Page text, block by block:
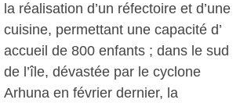
la réalisation d’un réfectoire et d’une
cuisine, permettant une capacité d’
accueil de 800 enfants ; dans le sud
de l’île, dévastée par le cyclone
Arhuna en février dernier, la